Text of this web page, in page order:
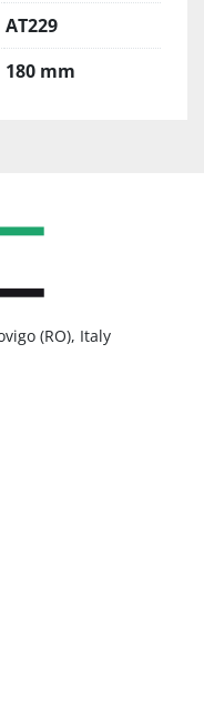
AT229
180 mm
(RO), Italy